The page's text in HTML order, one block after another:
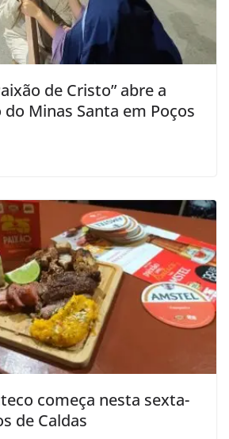
de Cristo” abre a
Minas Santa em Poços
começa nesta sexta-
de Caldas